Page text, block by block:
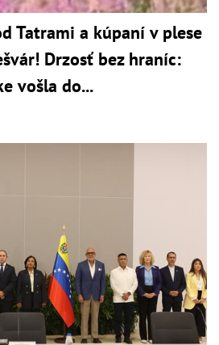
Tatrami a kúpaní v plese
Drzosť bez hraníc:
vošla do...